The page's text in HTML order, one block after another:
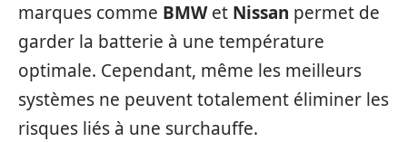
marques comme BMWet Nissan permet de
garder la batterie à une température
optimale. Cependant, même les meilleurs
systèmes ne peuvent totalement éliminer les
risques liés à une surchauffe.